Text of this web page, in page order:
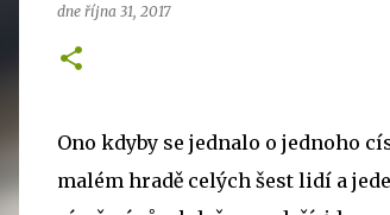
dne října 31, 2017
Ono kdyby se jednalo o jednoho
malém hradě celých šest lidí a